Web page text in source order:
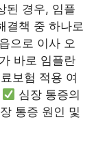
된 경우, 임플
결책 중 하나로
으로 이사 오
바로 임플란
보험 적용 여
심장 통증의
통증 원인 및